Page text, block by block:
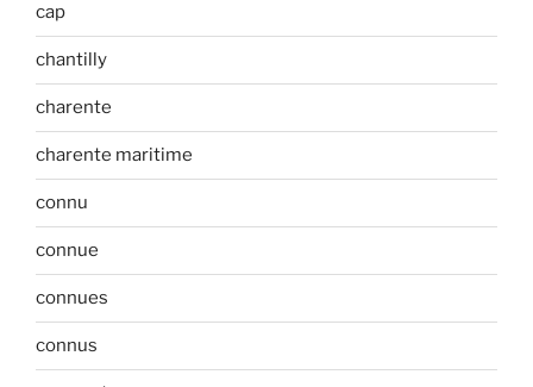
cap
chantilly
charente
charente maritime
connu
connue
connues
connus